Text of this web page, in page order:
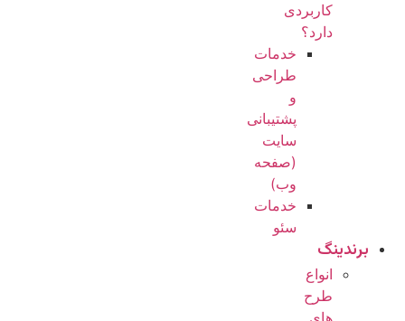
کاربردی
دارد؟
خدمات
طراحی
و
پشتیبانی
سایت
(صفحه
وب)
خدمات
سئو
برندینگ
انواع
طرح
های